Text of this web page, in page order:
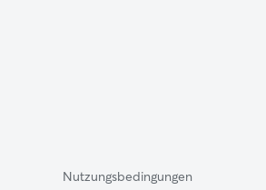
Nutzungsbedingungen